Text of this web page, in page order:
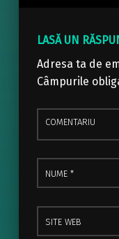
LASĂ UN
Adresa ta de
Câmpurile
Comentariu
Nume
*
Site web